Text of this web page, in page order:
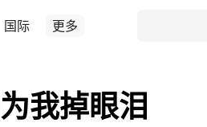
国际 更多
我掉眼泪